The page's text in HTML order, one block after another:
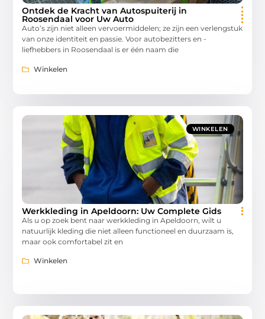
Ontdek de Kracht van Autospuiterij in
Roosendaal voor Uw Auto
Auto’s zijn niet alleen vervoermiddelen; ze zijn een verlengstuk
van onze identiteit en passie. Voor autobezitters en -
liefhebbers in Roosendaal is er één naam die
Winkelen
WINKELEN
Werkkleding in Apeldoorn: Uw Complete Gids
Als u op zoek bent naar werkkleding in Apeldoorn, wilt u
natuurlijk kleding die niet alleen functioneel en duurzaam is,
maar ook comfortabel zit en
Winkelen